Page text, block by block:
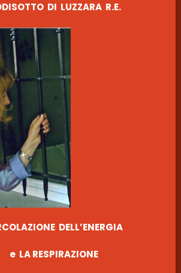
DI LUZZARA R.E.
DELL’ENERGIA
e LA RESPIRAZIONE